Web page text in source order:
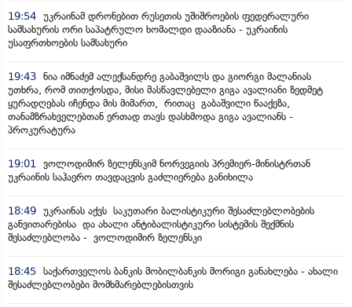
19:54 უკრაინამ დრონებით რუსეთის უშიშროების ფედერალური
სამსახურის ორი საპატრულო ხომალდი დააზიანა - უკრაინის
უსაფრთხოების სამსახური
19:43 ნია იმნაძემ ალექსანდრე გაბაშვილს და გიორგი მალანიას
უთხრა, რომ თითქოსდა, მისი მასწავლებელი გიგა ავალიანი ზედმეტ
ყურადღებას იჩენდა მის მიმართ, რითაც გაბაშვილი წააქეზა,
თანამზრახველებთან ერთად თავს დასხმოდა გიგა ავალიანს -
პროკურატურა
19:01
ვოლოდიმირ ზელენსკიმ ნორვეგიის პრემიერ-მინისტრთან
უკრაინის საჰაერო თავდაცვის გაძლიერება განიხილა
18:49 უკრაინას აქვს საკუთარი ბალისტიკური შესაძლებლობების
განვითარებისა და ახალი ანტიბალისტიკური სისტემის შექმნის
შესაძლებლობა - ვოლოდიმირ ზელენსკი
18:45 საქართველოს ბანკის მობილბანკის მორიგი განახლება - ახალი
შესაძლებლობები მომხმარებლებისთვის